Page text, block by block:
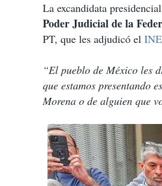
La excandidata
Poder Judicial de la
PT, que les adjudicó el INE
“El pueblo de México les
que estamos presentando
Morena o de alguien que